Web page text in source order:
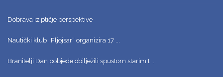
Dobrava iz ptičje perspektive
Nautički klub „Fljojsar“ organizira 17 ...
Branitelji Dan pobjede obilježili spustom starim t ...